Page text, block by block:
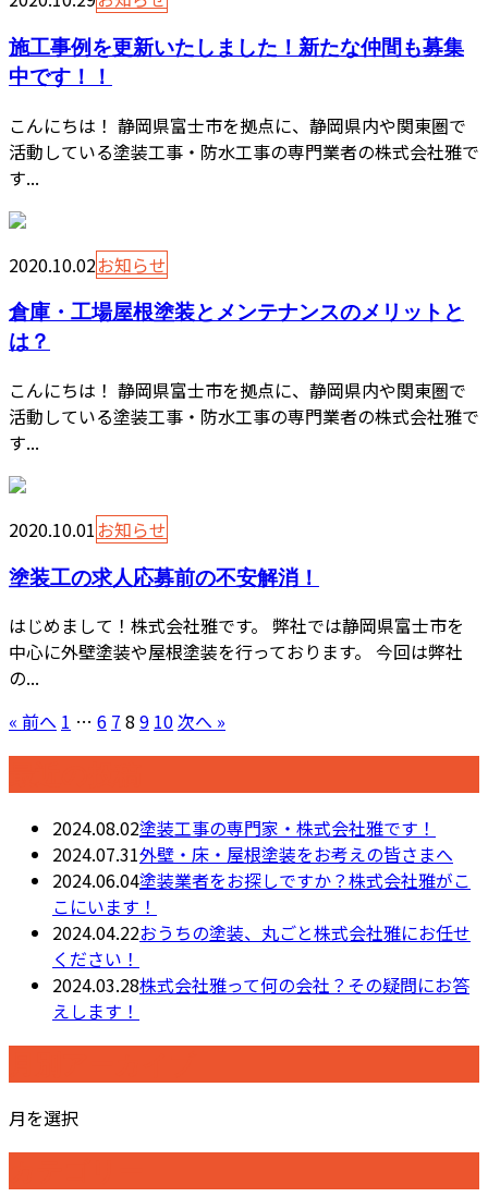
施工事例を更新いたしました！新たな仲間も募集
中です！！
こんにちは！ 静岡県富士市を拠点に、静岡県内や関東圏で
活動している塗装工事・防水工事の専門業者の株式会社雅で
す...
2020.10.02お知らせ
倉庫・工場屋根塗装とメンテナンスのメリットと
は？
こんにちは！ 静岡県富士市を拠点に、静岡県内や関東圏で
活動している塗装工事・防水工事の専門業者の株式会社雅で
す...
2020.10.01お知らせ
塗装工の求人応募前の不安解消！
はじめまして！株式会社雅です。 弊社では静岡県富士市を
中心に外壁塗装や屋根塗装を行っております。 今回は弊社
の...
« 前へ 1 … 6 7 8 9 10次へ »
2024.08.02塗装工事の専門家・株式会社雅です！
2024.07.31外壁・床・屋根塗装をお考えの皆さまへ
2024.06.04塗装業者をお探しですか？株式会社雅がこ
こにいます！
2024.04.22おうちの塗装、丸ごと株式会社雅にお任せ
ください！
2024.03.28株式会社雅って何の会社？その疑問にお答
えします！
月を選択